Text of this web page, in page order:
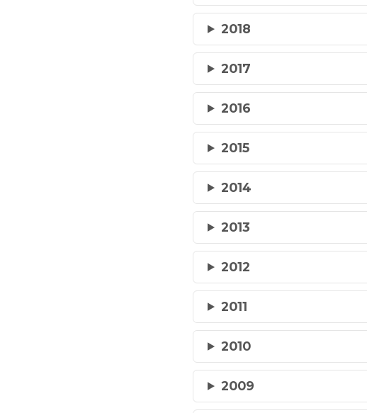
2018
2017
2016
2015
2014
2013
2012
2011
2010
2009